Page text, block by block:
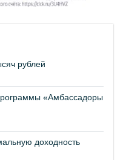
рублей
«Амбассадоры
доходность